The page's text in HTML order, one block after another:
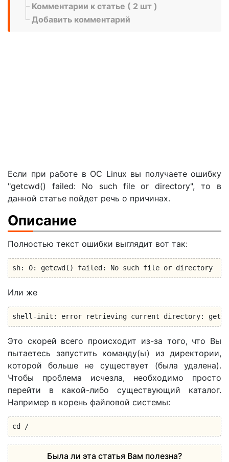
Комментарии к статье ( 2 шт )
Добавить комментарий
Если при работе в ОС Linux вы получаете ошибку
"getcwd() failed: No such file or directory", то в
данной статье пойдет речь о причинах.
Описание
Полностью текст ошибки выглядит вот так:
sh: 0: getcwd() failed: No such file or directory
Или же
shell-init: error retrieving current directory:
Это скорей всего происходит из-за того, что Вы
пытаетесь запустить команду(ы) из директории,
которой больше не существует (была удалена).
Чтобы проблема исчезла, необходимо просто
перейти в какой-либо существующий каталог.
Например в корень файловой системы:
cd /
Была ли эта статья Вам полезна?